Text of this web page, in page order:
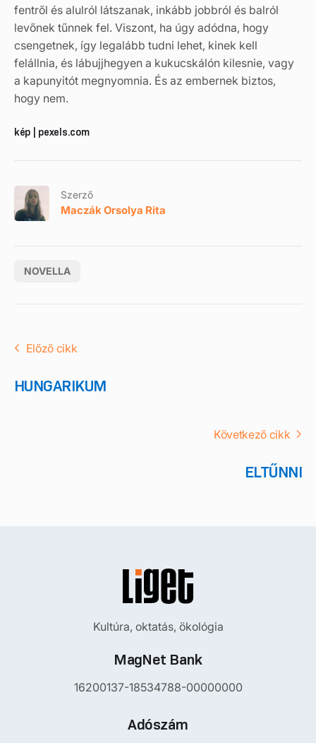
fentről és alulról látszanak, inkább jobbról és balról
levőnek tűnnek fel. Viszont, ha úgy adódna, hogy
csengetnek, így legalább tudni lehet, kinek kell
felállnia, és lábujjhegyen a kukucskálón kilesnie, vagy
a kapunyitót megnyomnia. És az embernek biztos,
hogy nem.
kép | pexels.com
Szerző
Maczák Orsolya Rita
NOVELLA
Előző cikk
HUNGARIKUM
Következő cikk
ELTŰNNI
Kultúra, oktatás, ökológia
MagNet Bank
16200137-18534788-00000000
Adószám